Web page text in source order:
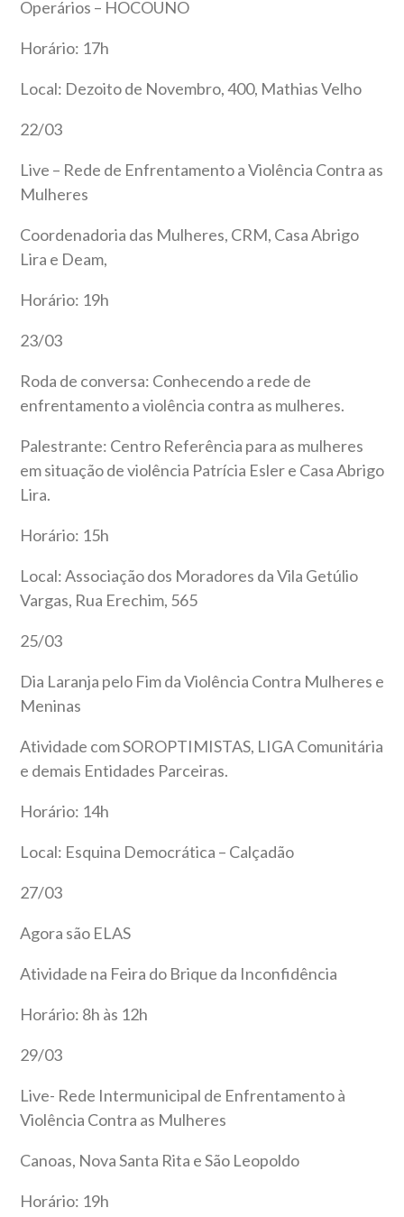
Operários – HOCOUNO
Horário: 17h
Local: Dezoito de Novembro, 400, Mathias Velho
22/03
Live – Rede de Enfrentamento a Violência Contra as
Mulheres
Coordenadoria das Mulheres, CRM, Casa Abrigo
Lira e Deam,
Horário: 19h
23/03
Roda de conversa: Conhecendo a rede de
enfrentamento a violência contra as mulheres.
Palestrante: Centro Referência para as mulheres
em situação de violência Patrícia Esler e Casa Abrigo
Lira.
Horário: 15h
Local: Associação dos Moradores da Vila Getúlio
Vargas, Rua Erechim, 565
25/03
Dia Laranja pelo Fim da Violência Contra Mulheres e
Meninas
Atividade com SOROPTIMISTAS, LIGA Comunitária
e demais Entidades Parceiras.
Horário: 14h
Local: Esquina Democrática – Calçadão
27/03
Agora são ELAS
Atividade na Feira do Brique da Inconfidência
Horário: 8h às 12h
29/03
Live- Rede Intermunicipal de Enfrentamento à
Violência Contra as Mulheres
Canoas, Nova Santa Rita e São Leopoldo
Horário: 19h